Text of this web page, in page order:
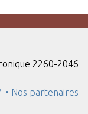
2260-2046
• Nos partenaires